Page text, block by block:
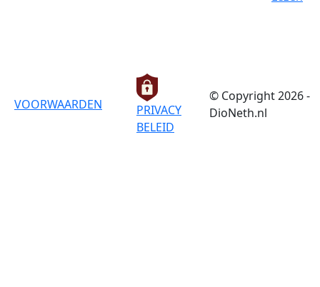
VOORWAARDEN
PRIVACY
BELEID
© Copyright 2026 -
DioNeth.nl